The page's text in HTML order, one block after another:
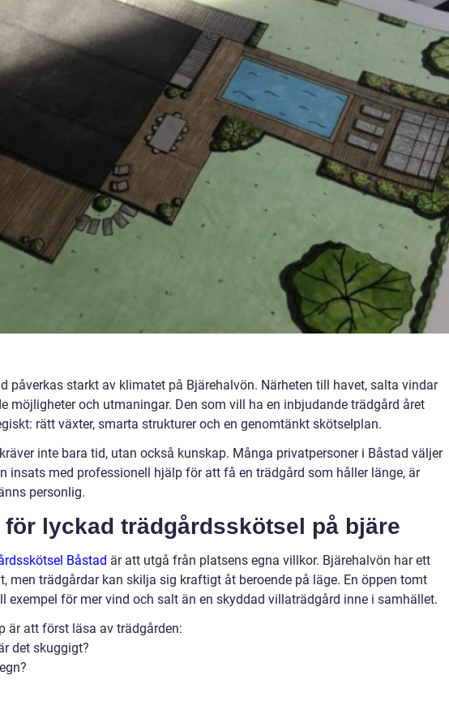
påverkas starkt av klimatet på Bjärehalvön. Närheten till havet, salta vindar
möjligheter och utmaningar. Den som vill ha en inbjudande trädgård året
rätt växter, smarta strukturer och en genomtänkt skötselplan.
inte bara tid, utan också kunskap. Många privatpersoner i Båstad väljer
insats med professionell hjälp för att få en trädgård som håller länge, är
personlig.
lyckad trädgårdsskötsel på bjäre
Båstad är att utgå från platsens egna villkor. Bjärehalvön har ett
men trädgårdar kan skilja sig kraftigt åt beroende på läge. En öppen tomt
exempel för mer vind och salt än en skyddad villaträdgård inne i samhället.
är att först läsa av trädgården:
det skuggigt?